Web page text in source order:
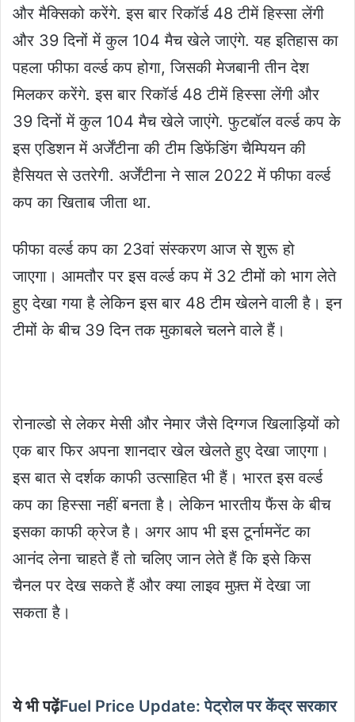
और मैक्सिको करेंगे. इस बार रिकॉर्ड 48 टीमें हिस्सा लेंगी
और 39 दिनों में कुल 104 मैच खेले जाएंगे. यह इतिहास का
पहला फीफा वर्ल्ड कप होगा, जिसकी मेजबानी तीन देश
मिलकर करेंगे. इस बार रिकॉर्ड 48 टीमें हिस्सा लेंगी और
39 दिनों में कुल 104 मैच खेले जाएंगे. फुटबॉल वर्ल्ड कप के
इस एडिशन में अर्जेंटीना की टीम डिफेंडिंग चैम्पियन की
हैसियत से उतरेगी. अर्जेंटीना ने साल 2022 में फीफा वर्ल्ड
कप का खिताब जीता था.
फीफा वर्ल्ड कप का 23वां संस्करण आज से शुरू हो
जाएगा। आमतौर पर इस वर्ल्ड कप में 32 टीमों को भाग लेते
हुए देखा गया है लेकिन इस बार 48 टीम खेलने वाली है। इन
टीमों के बीच 39 दिन तक मुकाबले चलने वाले हैं।
रोनाल्डो से लेकर मेसी और नेमार जैसे दिग्गज खिलाड़ियों को
एक बार फिर अपना शानदार खेल खेलते हुए देखा जाएगा।
इस बात से दर्शक काफी उत्साहित भी हैं। भारत इस वर्ल्ड
कप का हिस्सा नहीं बनता है। लेकिन भारतीय फैंस के बीच
इसका काफी क्रेज है। अगर आप भी इस टूर्नामनेंट का
आनंद लेना चाहते हैं तो चलिए जान लेते हैं कि इसे किस
चैनल पर देख सकते हैं और क्या लाइव मुफ़्त में देखा जा
सकता है।
ये भी पढ़ेंFuel Price Update: पेट्रोल पर केंद्र सरकार